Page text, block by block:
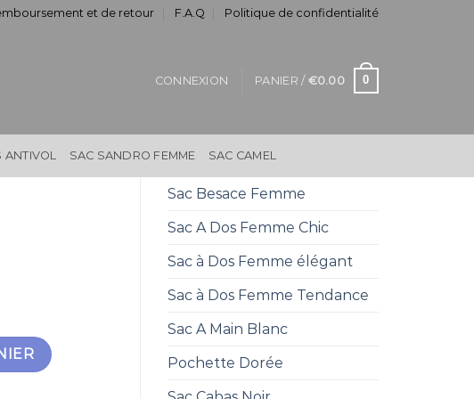
et de retour F.A.Q Politique de confidentialité
CONNEXION PANIER / €0.00 0
ANTIVOL SAC SANDRO FEMME SAC CAMEL
Sac Besace Femme
Sac A Dos Femme Chic
Sac à Dos Femme élégant
Sac à Dos Femme Tendance
Sac A Main Blanc
Pochette Dorée